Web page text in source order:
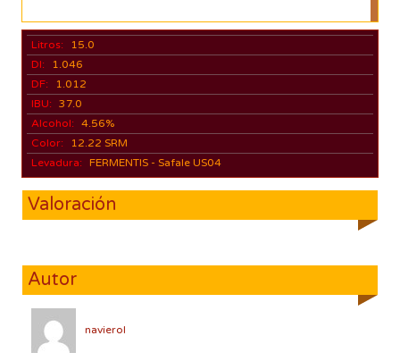
Litros:
15.0
DI:
1.046
DF:
1.012
IBU: 37.0
Alcohol: 4.56%
Color:
12.22 SRM
Levadura: FERMENTIS - Safale US04
Valoración
Autor
navierol